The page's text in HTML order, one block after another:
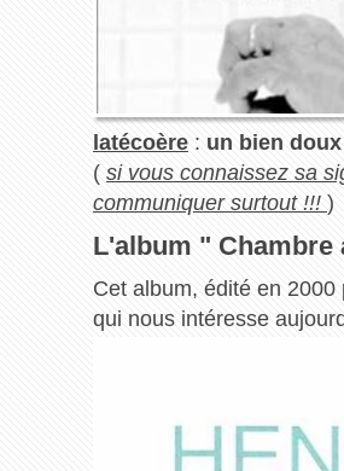
latécoère: un bien
( si vous connaissez sa
communiquer surtout !!! )
L'album " Chambre
Cet album, édité en
qui nous intéresse